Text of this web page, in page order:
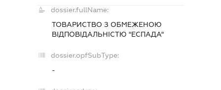
dossier.fullName:
ТОВАРИСТВО З ОБМЕЖЕНОЮ
ВІДПОВІДАЛЬНІСТЮ "ЕСПАДА"
dossier.opfSubType:
-